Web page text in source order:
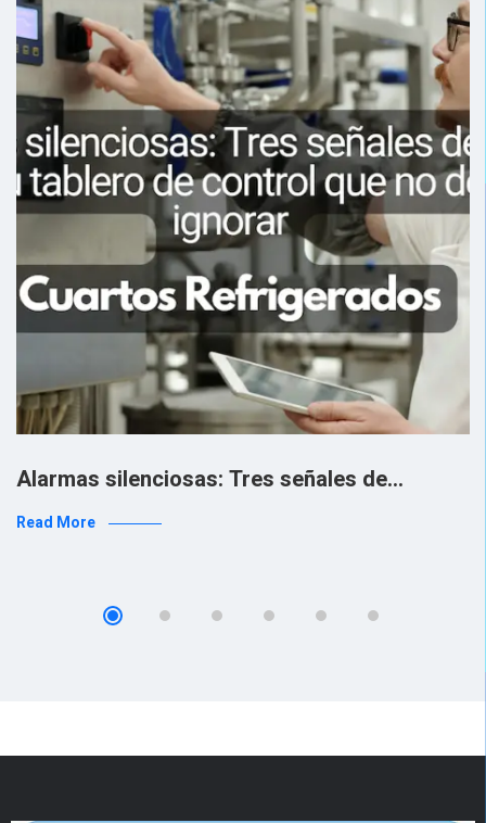
Alarmas silenciosas: Tres señales de…
Read More